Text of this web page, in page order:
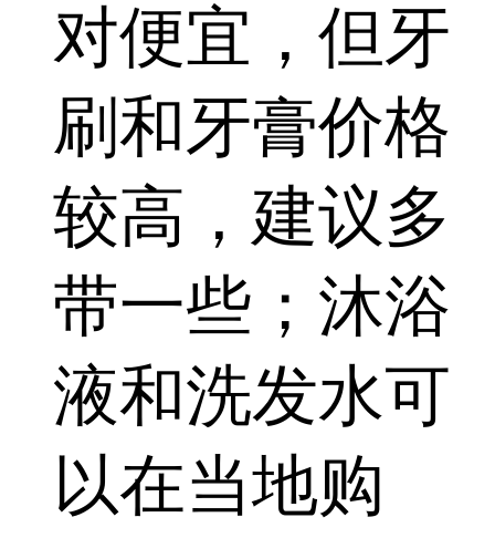
对便宜，但牙
刷和牙膏价格
较高，建议多
带一些；沐浴
液和洗发水可
以在当地购